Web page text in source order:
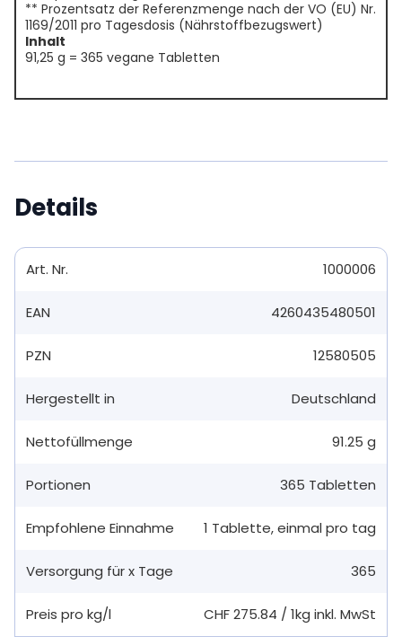
** Prozentsatz der Referenzmenge nach der VO (EU) Nr.
1169/2011 pro Tagesdosis (Nährstoffbezugswert)
Inhalt
91,25 g = 365 vegane Tabletten
Details
Art. Nr. 1000006
EAN 4260435480501
PZN 12580505
Hergestellt in Deutschland
Nettofüllmenge 91.25 g
Portionen 365 Tabletten
Empfohlene Einnahme 1 Tablette,einmal pro tag
Versorgung für x Tage 365
Preis pro kg/l CHF 275.84 / 1kg inkl. MwSt